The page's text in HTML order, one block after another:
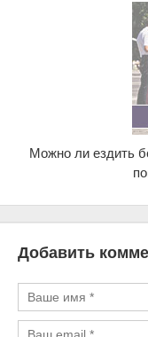
Можно ли ездить
Добавить